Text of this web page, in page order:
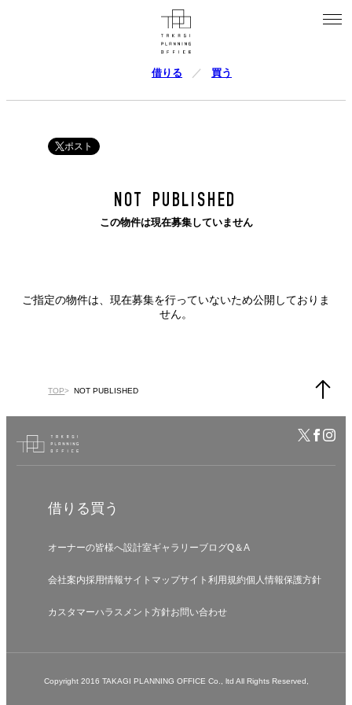
借りる 買う
ポスト
NOT PUBLISHED
この物件は現在募集していません
ご指定の物件は、現在募集を行っていないため公開しておりま
せん。
TOP NOT PUBLISHED
借りる 買う
オーナーの皆様へ設計室ギャラリーブログQ＆A
会社案内採用情報サイトマップサイト利用規約個人情報保護方針
カスタマーハラスメント方針お問い合わせ
Copyright 2016 TAKAGI PLANNING OFFICE Co., ltd All Rights Reserved,